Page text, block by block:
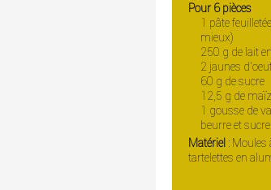
Pour 6 pièces
1 pâte
mieux)
250 g de lait
2 jaunes
60 g de sucre
12,5 g de
1 gousse de
beurre et
Matériel : Moules
tartelettes en